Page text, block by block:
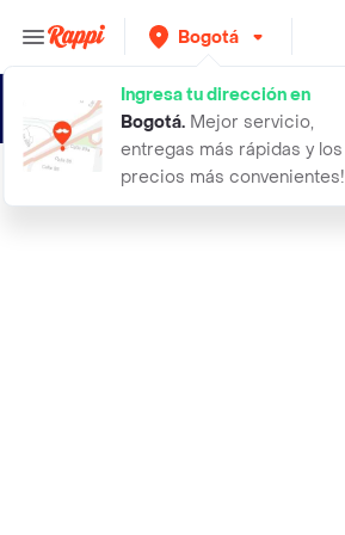
Bogotá
Ingresa tu dirección en
Bogotá. Mejor servicio,
entregas más rápidas y los
precios más convenientes!
absolut vodka kurant